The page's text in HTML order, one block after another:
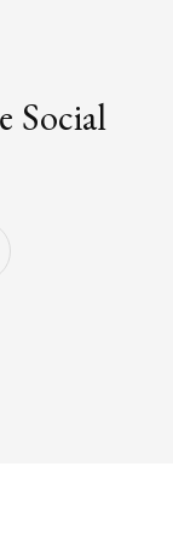
Social